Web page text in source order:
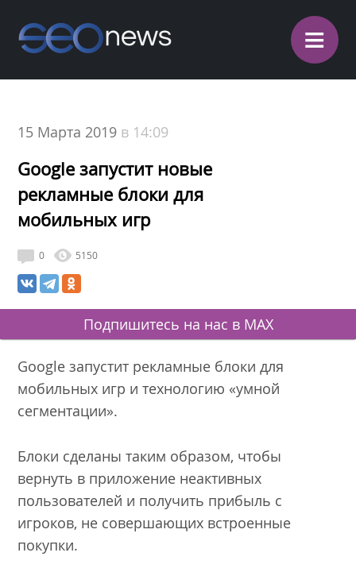
≡
15 Марта 2019 в 14:09
Google запустит новые
рекламные блоки для
мобильных игр
0 5150
Подпишитесь на нас в MAX
Google запустит рекламные блоки для
мобильных игр и технологию «умной
сегментации».
Блоки сделаны таким образом, чтобы
вернуть в приложение неактивных
пользователей и получить прибыль с
игроков, не совершающих встроенные
покупки.